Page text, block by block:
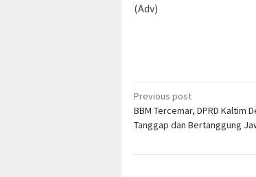
(Adv)
Post
navigation
Previous post
BBM Tercemar, DPRD Kaltim
Tanggap dan Bertanggung